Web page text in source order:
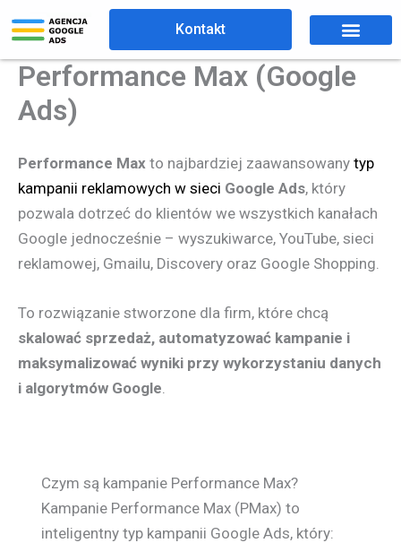
do
treści
Kontakt
Performance Max (Google
Ads)
Performance Max to najbardziej zaawansowany typ
kampanii reklamowych w sieci Google Ads, który
pozwala dotrzeć do klientów we wszystkich kanałach
Google jednocześnie – wyszukiwarce, YouTube, sieci
reklamowej, Gmailu, Discovery oraz Google Shopping.
To rozwiązanie stworzone dla firm, które chcą
skalować sprzedaż, automatyzować kampanie i
maksymalizować wyniki przy wykorzystaniu danych
i algorytmów Google
Czym są kampanie Performance Max?
Kampanie Performance Max (PMax) to
inteligentny typ kampanii Google Ads, który: